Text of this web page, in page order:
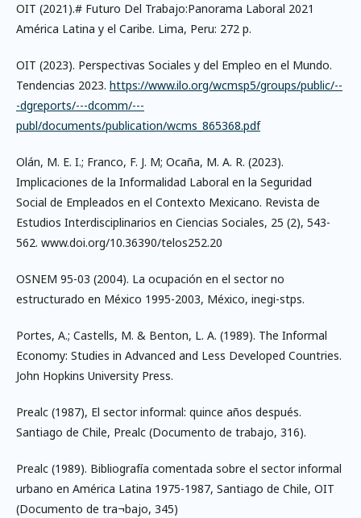
OIT (2021).# Futuro Del Trabajo:Panorama Laboral 2021
América Latina y el Caribe. Lima, Peru: 272 p.
OIT (2023). Perspectivas Sociales y del Empleo en el Mundo.
Tendencias 2023. https://www.ilo.org/wcmsp5/groups/public/--
-dgreports/---dcomm/---
publ/documents/publication/wcms_865368.pdf
Olán, M. E. I.; Franco, F. J. M; Ocaña, M. A. R. (2023).
Implicaciones de la Informalidad Laboral en la Seguridad
Social de Empleados en el Contexto Mexicano. Revista de
Estudios Interdisciplinarios en Ciencias Sociales, 25 (2), 543-
562. www.doi.org/10.36390/telos252.20
OSNEM 95-03 (2004). La ocupación en el sector no
estructurado en México 1995-2003, México, inegi-stps.
Portes, A.; Castells, M. & Benton, L. A. (1989). The Informal
Economy: Studies in Advanced and Less Developed Countries.
John Hopkins University Press.
Prealc (1987), El sector informal: quince años después.
Santiago de Chile, Prealc (Documento de trabajo, 316).
Prealc (1989). Bibliografía comentada sobre el sector informal
urbano en América Latina 1975-1987, Santiago de Chile, OIT
(Documento de tra¬bajo, 345)